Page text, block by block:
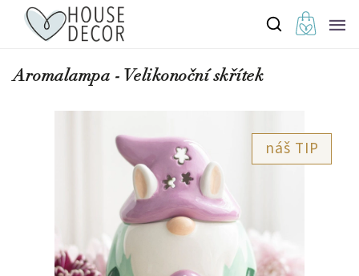
Aromalampa - Velikonoční skřítek
TIP